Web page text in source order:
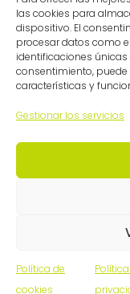
las cookies para
dispositivo. El
procesar datos como
identificaciones únicas
consentimiento,
características y
Gestionar los servicios
Política de
cookies
© Ingemation